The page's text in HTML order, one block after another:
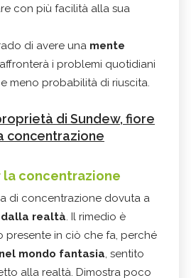
con più facilità alla sua
di avere una mente
affronterà i problemi quotidiani
meno probabilità di riuscita.
di Sundew, fiore
concentrazione
la concentrazione
di concentrazione dovuta a
realtà. Il rimedio è
presente in ciò che fa, perché
mondo fantasia, sentito
alla realtà. Dimostra poco